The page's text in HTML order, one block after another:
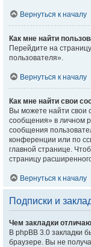
Вернуться к началу
Как мне найти
Перейдите на
пользователя».
Вернуться к началу
Как мне найти свои
Вы можете найти свои
сообщения» в личном
сообщения
конференции или по
главной странице.
страницу
Вернуться к началу
Подписки и
Чем закладки
В phpBB 3.0 закладки
браузере. Вы не